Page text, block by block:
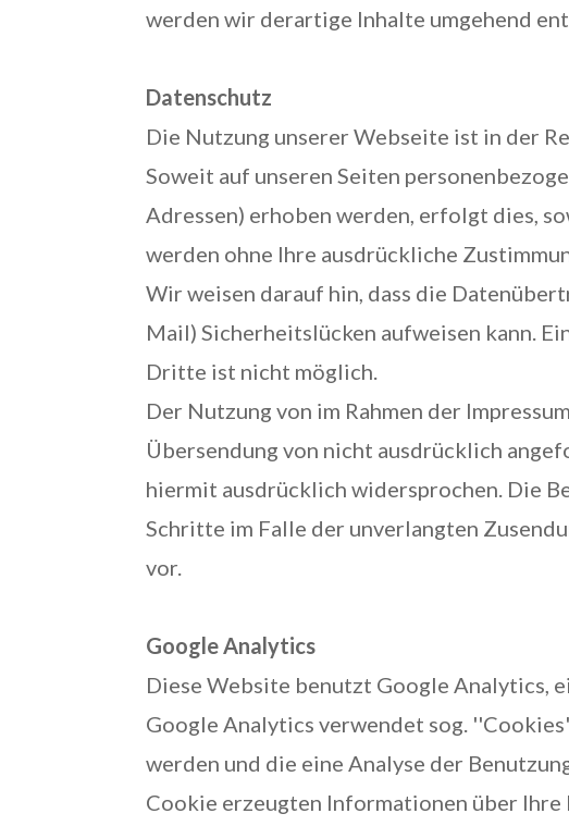
werden wir derartige Inhalte umgehend
Datenschutz
Die Nutzung unserer Webseite ist in der
Soweit auf unseren Seiten
Adressen) erhoben werden, erfolgt dies,
werden ohne Ihre ausdrückliche
Wir weisen darauf hin, dass die
Mail) Sicherheitslücken aufweisen kann.
Dritte ist nicht möglich.
Der Nutzung von im Rahmen der
Übersendung von nicht ausdrücklich
hiermit ausdrücklich widersprochen. Die
Schritte im Falle der unverlangten
vor.
Google Analytics
Diese Website benutzt Google Analytics,
Google Analytics verwendet sog.
werden und die eine Analyse der
Cookie erzeugten Informationen über